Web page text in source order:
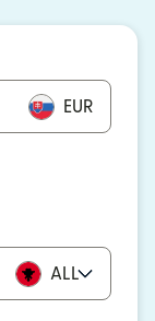
EUR
ALL